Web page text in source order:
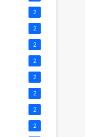
2
2
2
2
2
2
2
2